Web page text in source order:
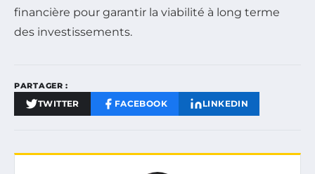
financière pour garantir la viabilité à long terme
des investissements.
PARTAGER :
TWITTER FACEBOOK LINKEDIN